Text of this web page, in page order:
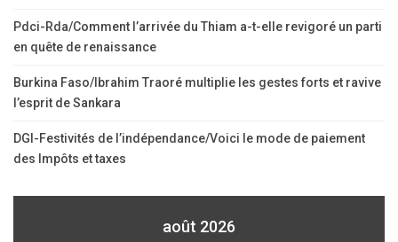
Pdci-Rda/Comment l’arrivée du Thiam a-t-elle revigoré un parti
en quête de renaissance
Burkina Faso/Ibrahim Traoré multiplie les gestes forts et ravive
l’esprit de Sankara
DGI-Festivités de l’indépendance/Voici le mode de paiement
des Impôts et taxes
août 2026